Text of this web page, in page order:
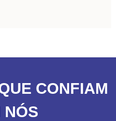
CONFIAM
NÓS